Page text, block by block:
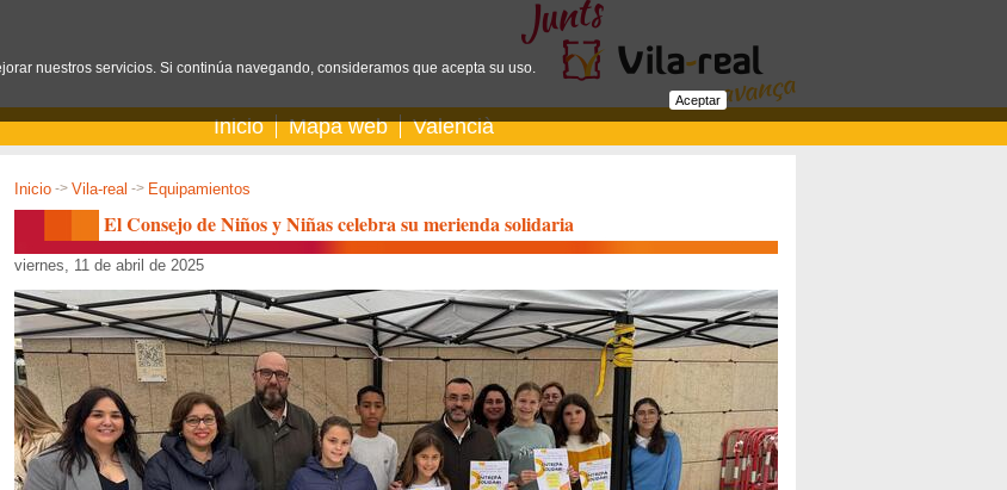
Inicio Mapa web Valencià
Inicio -> Vila-real -> Equipamientos
El Consejo de Niños y Niñas celebra su merienda solidaria
viernes, 11 de abril de 2025
nuestros servicios. Si continúa navegando, consideramos que acepta su uso.
Aceptar